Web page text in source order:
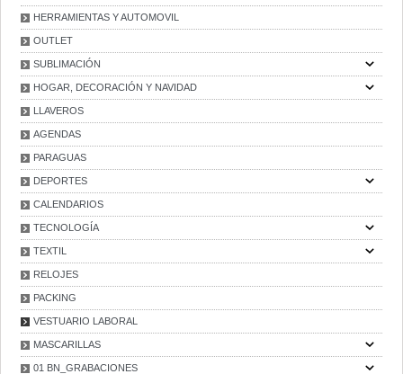
HERRAMIENTAS Y AUTOMOVIL
OUTLET
SUBLIMACIÓN
HOGAR, DECORACIÓN Y NAVIDAD
LLAVEROS
AGENDAS
PARAGUAS
DEPORTES
CALENDARIOS
TECNOLOGÍA
TEXTIL
RELOJES
PACKING
VESTUARIO LABORAL
MASCARILLAS
01 BN_GRABACIONES